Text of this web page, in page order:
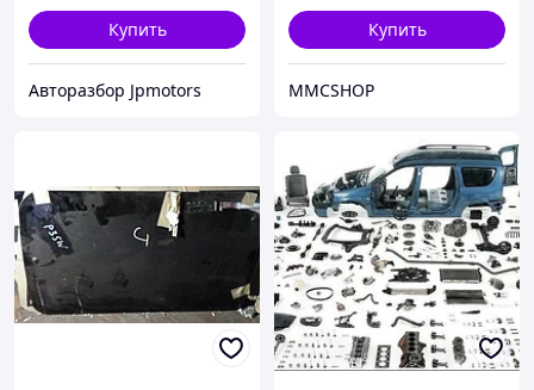
Купить
Авторазбор Jpmotors
Купить
MMCSHOP